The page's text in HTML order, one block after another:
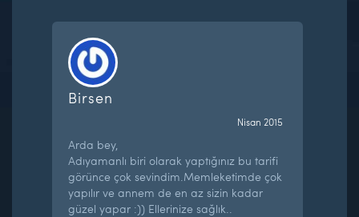
Birsen
Nisan 2015
Arda bey,
Adıyamanlı biri olarak yaptığınız bu tarifi
görünce çok sevindim.Memleketimde çok
yapılır ve annem de en az sizin kadar
güzel yapar :)) Ellerinize sağlık..